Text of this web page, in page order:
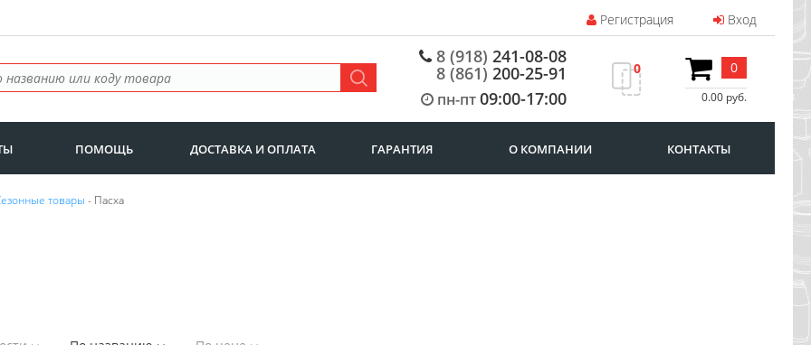
Регистрация Вход
8 (918) 241-08-08
8 (861) 200-25-91
пн-пт09:00-17:00
0 0
0.00 руб.
ПОМОЩЬ ДОСТАВКА И ОПЛАТА ГАРАНТИЯ О КОМПАНИИ КОНТАКТЫ
товары - Пасха